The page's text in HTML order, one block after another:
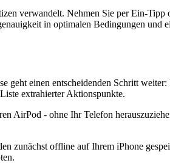
verwandelt. Nehmen Sie per Ein-
in optimalen Bedingungen und
einen entscheidenden Schritt
extrahierter Aktionspunkte.
AirPod - ohne Ihr Telefon
zunächst offline auf Ihrem iPhone